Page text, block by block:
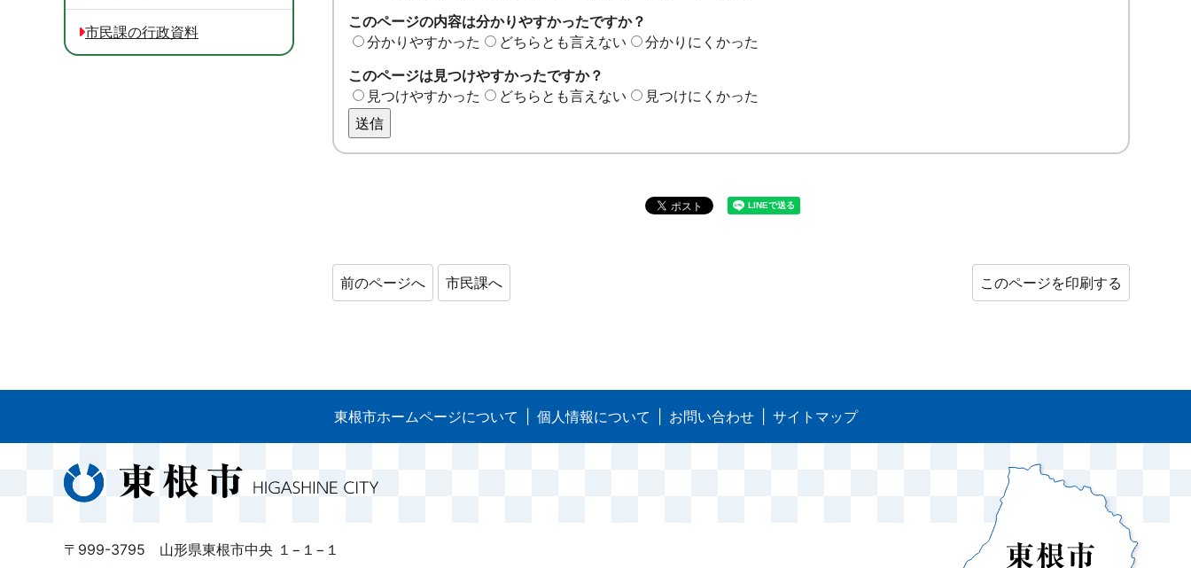
このページの内容は分かりやすかったですか？
分かりやすかった
どちらとも言えない
分かりにくかった
このページは見つけやすかったですか？
見つけやすかった
どちらとも言えない
見つけにくかった
送信
前のページへ 市民課へ このページを印刷する
市民課の行政資料
東根市ホームページについて 個人情報について お問い合わせ サイトマップ
〒999-3795 山形県東根市中央 １−１−１